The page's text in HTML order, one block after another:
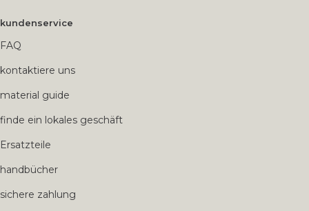
kundenservice
FAQ
kontaktiere uns
material guide
finde ein lokales geschäft
Ersatzteile
handbücher
sichere zahlung